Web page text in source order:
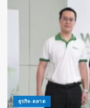
ธุรกิจ-ตลาด